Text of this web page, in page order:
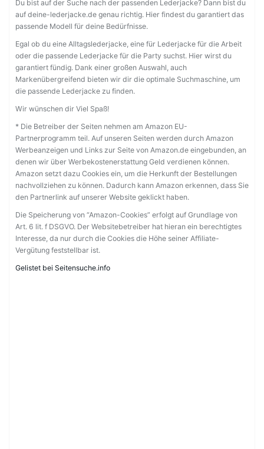
Du bist auf der Suche nach der passenden Lederjacke? Dann bist du
auf deine-lederjacke.de genau richtig. Hier findest du garantiert das
passende Modell für deine Bedürfnisse.
Egal ob du eine Alltagslederjacke, eine für Lederjacke für die Arbeit
oder die passende Lederjacke für die Party suchst. Hier wirst du
garantiert fündig. Dank einer großen Auswahl, auch
Markenübergreifend bieten wir dir die optimale Suchmaschine, um
die passende Lederjacke zu finden.
Wir wünschen dir Viel Spaß!
* Die Betreiber der Seiten nehmen am Amazon EU-
Partnerprogramm teil. Auf unseren Seiten werden durch Amazon
Werbeanzeigen und Links zur Seite von Amazon.de eingebunden, an
denen wir über Werbekostenerstattung Geld verdienen können.
Amazon setzt dazu Cookies ein, um die Herkunft der Bestellungen
nachvollziehen zu können. Dadurch kann Amazon erkennen, dass Sie
den Partnerlink auf unserer Website geklickt haben.
Die Speicherung von “Amazon-Cookies” erfolgt auf Grundlage von
Art. 6 lit. f DSGVO. Der Websitebetreiber hat hieran ein berechtigtes
Interesse, da nur durch die Cookies die Höhe seiner Affiliate-
Vergütung feststellbar ist.
Gelistet bei Seitensuche.info